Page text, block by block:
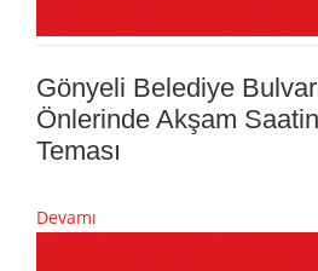
Gönyeli Belediye
Önlerinde Akşam
Teması
Devamı